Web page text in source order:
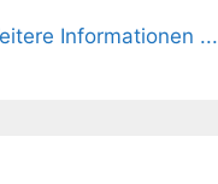
Informationen ...